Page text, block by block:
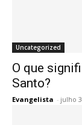
Uncategorized
O que
Santo?
Evangelista - julho